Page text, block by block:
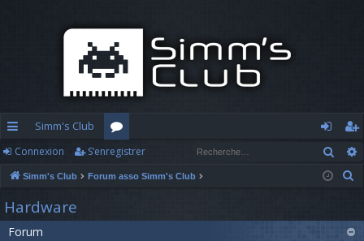
cc
ès
ra
pi
Simm's Club
or
u
o
n
’e
nr
ist
Connexion S’enregistrer
Simm's Club Forum asso Simm's Club
Hardware
Forum